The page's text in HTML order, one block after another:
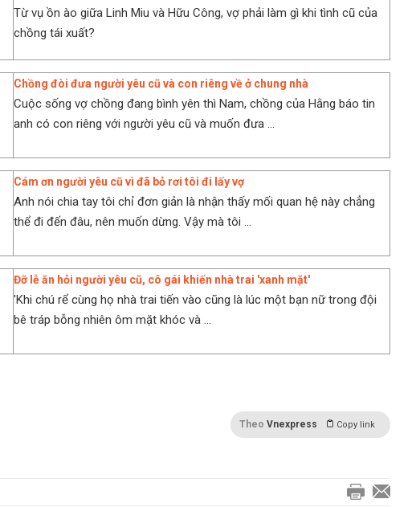
Từ vụ ồn ào giữa Linh Miu và Hữu Công, vợ phải làm gì khi tình cũ của
chồng tái xuất?
Chồng đòi đưa người yêu cũ và con riêng về ở chung nhà
Cuộc sống vợ chồng đang bình yên thì Nam, chồng của Hằng báo tin
anh có con riêng với người yêu cũ và muốn đưa ...
Cám ơn người yêu cũ vì đã bỏ rơi tôi đi lấy vợ
Anh nói chia tay tôi chỉ đơn giản là nhận thấy mối quan hệ này chẳng
thể đi đến đâu, nên muốn dừng. Vậy mà tôi ...
Đỡ lễ ăn hỏi người yêu cũ, cô gái khiến nhà trai 'xanh mặt'
'Khi chú rể cùng họ nhà trai tiến vào cũng là lúc một bạn nữ trong đội
bê tráp bỗng nhiên ôm mặt khóc và ...
Theo Vnexpress Copy link